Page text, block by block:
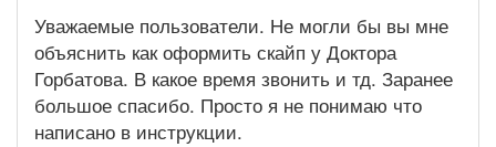
Уважаемые пользователи. Не могли бы вы мне
объяснить как оформить скайп у Доктора
Горбатова. В какое время звонить и тд. Заранее
большое спасибо. Просто я не понимаю что
написано в инструкции.